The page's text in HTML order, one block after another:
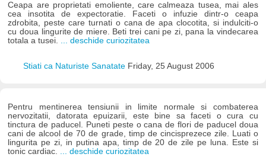
Ceapa are proprietati emoliente, care calmeaza tusea, mai ales
cea insotita de expectoratie. Faceti o infuzie dintr-o ceapa
zdrobita, peste care turnati o cana de apa clocotita, si indulciti-o
cu doua lingurite de miere. Beti trei cani pe zi, pana la vindecarea
totala a tusei. ... deschide curiozitatea
Stiati ca Naturiste Sanatate Friday, 25 August 2006
Pentru mentinerea tensiunii in limite normale si combaterea
nervozitatii, datorata epuizarii, este bine sa faceti o cura cu
tinctura de paducel. Puneti peste o cana de flori de paducel doua
cani de alcool de 70 de grade, timp de cincisprezece zile. Luati o
lingurita pe zi, in putina apa, timp de 20 de zile pe luna. Este si
tonic cardiac. ... deschide curiozitatea